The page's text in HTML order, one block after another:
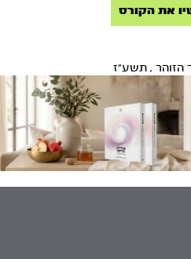
את הקורס
הזוהר , תשע"ז